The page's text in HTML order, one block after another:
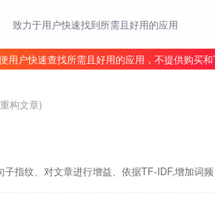
致力于用户快速找到所需且好用的应用
用户快速查找所需且好用的应用，不提供购买
构文章)
指纹、对文章进行增益、依据TF-IDF,增加词频